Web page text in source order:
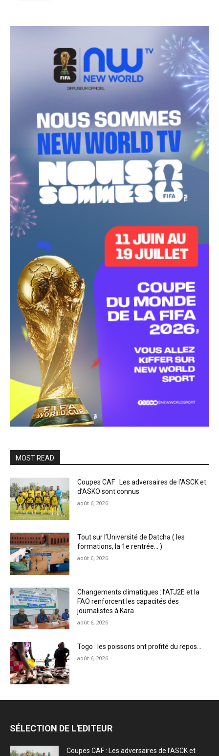
MOST READ
Coupes CAF : Les adversaires de l’ASCK et
d’ASKO sont connus
août 6, 2026
Tout sur l’Université de Datcha ( les
formations, la 1e rentrée… )
août 6, 2026
Changements climatiques : l’ATJ2E et la
FAO renforcent les capacités des
journalistes à Kara
août 6, 2026
Togo : les poissons ont profité du repos…
août 6, 2026
SÉLECTION DE L'EDITEUR
Coupes CAF : Les adversaires de l’ASCK et